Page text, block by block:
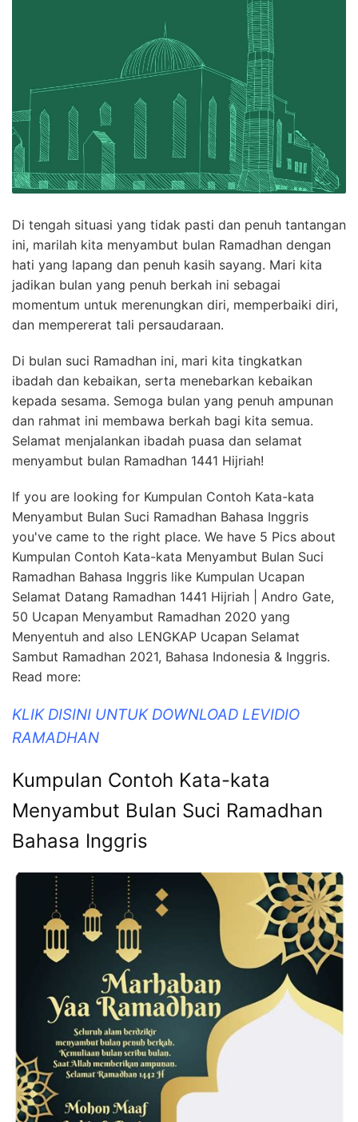
Di tengah situasi yang tidak pasti dan penuh tantangan
ini, marilah kita menyambut bulan Ramadhan dengan
hati yang lapang dan penuh kasih sayang. Mari kita
jadikan bulan yang penuh berkah ini sebagai
momentum untuk merenungkan diri, memperbaiki diri,
dan mempererat tali persaudaraan.
Di bulan suci Ramadhan ini, mari kita tingkatkan
ibadah dan kebaikan, serta menebarkan kebaikan
kepada sesama. Semoga bulan yang penuh ampunan
dan rahmat ini membawa berkah bagi kita semua.
Selamat menjalankan ibadah puasa dan selamat
menyambut bulan Ramadhan 1441 Hijriah!
If you are looking for Kumpulan Contoh Kata-kata
Menyambut Bulan Suci Ramadhan Bahasa Inggris
you've came to the right place. We have 5 Pics about
Kumpulan Contoh Kata-kata Menyambut Bulan Suci
Ramadhan Bahasa Inggris like Kumpulan Ucapan
Selamat Datang Ramadhan 1441 Hijriah | Andro Gate,
50 Ucapan Menyambut Ramadhan 2020 yang
Menyentuh and also LENGKAP Ucapan Selamat
Sambut Ramadhan 2021, Bahasa Indonesia & Inggris.
Read more:
KLIK DISINI UNTUK DOWNLOAD LEVIDIO
RAMADHAN
Kumpulan Contoh Kata-kata
Menyambut Bulan Suci Ramadhan
Bahasa Inggris